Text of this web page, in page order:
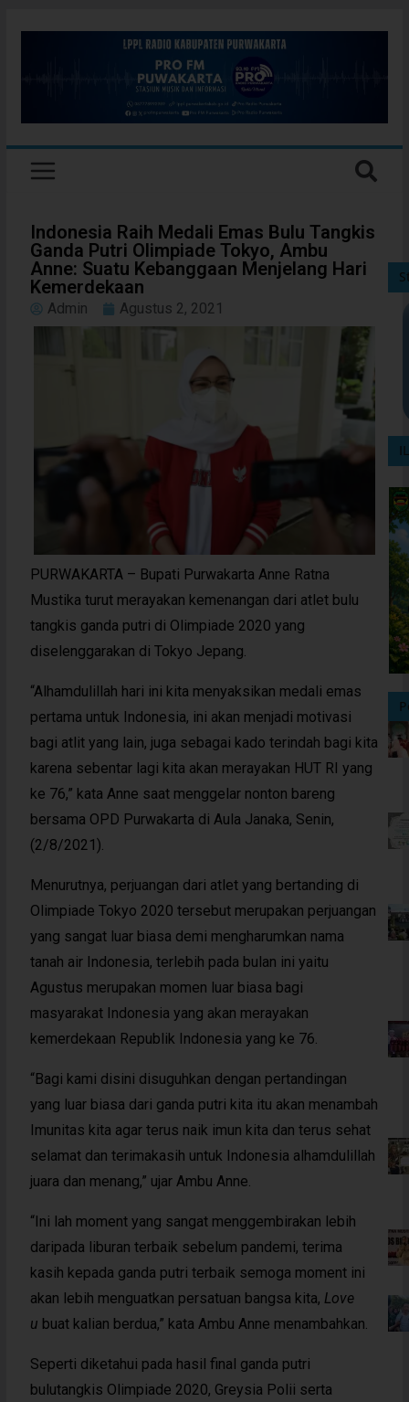
Indonesia Raih Medali Emas Bulu Tangkis
Ganda Putri Olimpiade Tokyo, Ambu
Anne: Suatu Kebanggaan Menjelang Hari
Kemerdekaan
Admin Agustus 2, 2021
PURWAKARTA – Bupati Purwakarta Anne Ratna
Mustika turut merayakan kemenangan dari atlet bulu
tangkis ganda putri di Olimpiade 2020 yang
diselenggarakan di Tokyo Jepang.
“Alhamdulillah hari ini kita menyaksikan medali emas
pertama untuk Indonesia, ini akan menjadi motivasi
bagi atlit yang lain, juga sebagai kado terindah bagi kita
karena sebentar lagi kita akan merayakan HUT RI yang
ke 76,” kata Anne saat menggelar nonton bareng
bersama OPD Purwakarta di Aula Janaka, Senin,
(2/8/2021).
Menurutnya, perjuangan dari atlet yang bertanding di
Olimpiade Tokyo 2020 tersebut merupakan perjuangan
yang sangat luar biasa demi mengharumkan nama
tanah air Indonesia, terlebih pada bulan ini yaitu
Agustus merupakan momen luar biasa bagi
masyarakat Indonesia yang akan merayakan
kemerdekaan Republik Indonesia yang ke 76.
“Bagi kami disini disuguhkan dengan pertandingan
yang luar biasa dari ganda putri kita itu akan menambah
Imunitas kita agar terus naik imun kita dan terus sehat
selamat dan terimakasih untuk Indonesia alhamdulillah
juara dan menang,” ujar Ambu Anne.
“Ini lah moment yang sangat menggembirakan lebih
daripada liburan terbaik sebelum pandemi, terima
kasih kepada ganda putri terbaik semoga moment ini
akan lebih menguatkan persatuan bangsa kita, Love
u buat kalian berdua,” kata Ambu Anne menambahkan.
Seperti diketahui pada hasil final ganda putri
bulutangkis Olimpiade 2020, Greysia Polii serta